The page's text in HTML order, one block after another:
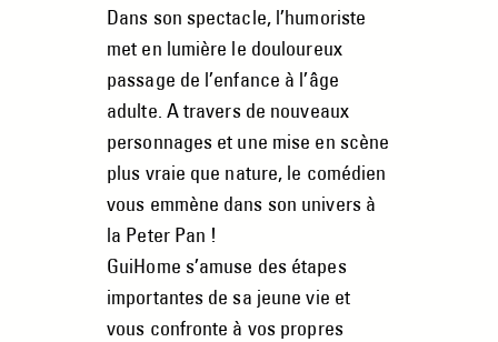
Dans son spectacle, l’humoriste
met en lumière le douloureux
passage de l’enfance à l’âge
adulte. A travers de nouveaux
personnages et une mise en scène
plus vraie que nature, le comédien
vous emmène dans son univers à
la Peter Pan !
GuiHome s’amuse des étapes
importantes de sa jeune vie et
vous confronte à vos propres